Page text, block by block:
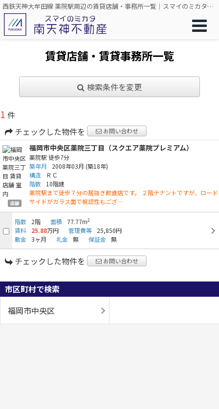
西鉄天神大牟田線 薬院駅周辺の賃貸店舗・事務所一覧｜スマイのミカタ 南天神不動産
賃貸店舗・賃貸事務所一覧
検索条件を変更
1 件
チェックした物件を
お問い合わせ
店舗
福岡市中央区薬院三丁目（スクエア薬院プレミアム）
薬院駅 徒歩7分
築年月
2008年03月 (築18年)
構造
ＲＣ
階数
10階建
薬院駅まで徒歩７分の居抜き飲食店です。 ２階テナントですが、ロード
サイドがガラス面で視認性もござ…
階数 2階 面積 77.77m2
賃料 25.88万円 管理費等
25,850円
敷金
3ヶ月 礼金 無 保証金 無
チェックした物件を お問い合わせ
市区町村で検索
福岡市中央区